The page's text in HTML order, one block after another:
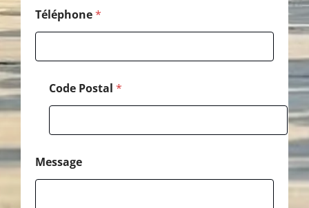
Téléphone*
Code Postal *
d
e
Message